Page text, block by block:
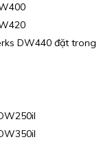
DW440 đặt trong